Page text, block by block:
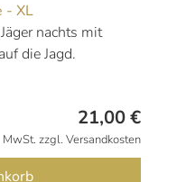
- XL
nachts mit
die Jagd.
21,00€
MwSt. zzgl. Versandkosten